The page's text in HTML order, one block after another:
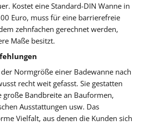
Kostet eine Standard-DIN Wanne in
Euro, muss für eine barrierefreie
zehnfachen gerechnet werden,
Maße besitzt.
Normgröße einer Badewanne nach
recht weit gefasst. Sie gestatten
große Bandbreite an Bauformen,
Ausstattungen usw. Das
Vielfalt, aus denen die Kunden sich